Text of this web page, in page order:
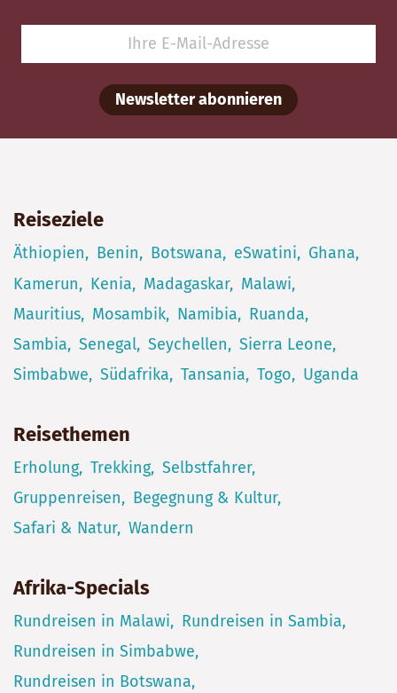
Newsletter abonnieren
Reiseziele
Äthiopien Benin Botswana eSwatini
Ghana
Kamerun
Kenia Madagaskar
Malawi
Mauritius
Mosambik Namibia
Ruanda
Sambia
Senegal Seychellen
Sierra Leone
Simbabwe
Südafrika Tansania Togo Uganda
Reisethemen
Erholung Trekking Selbstfahrer
Gruppenreisen
Begegnung & Kultur
Safari & Natur Wandern
Afrika-Specials
Rundreisen in Malawi
Rundreisen in Sambia
Rundreisen in Simbabwe
Rundreisen in Botswana